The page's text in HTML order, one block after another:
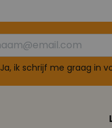
Ja, ik schrijf me graag in